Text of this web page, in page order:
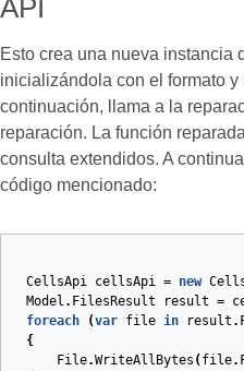
API
Esto crea una nueva instancia
inicializándola con el formato
continuación, llama a la
reparación. La función
consulta extendidos. A
código mencionado:
CellsApi cellsApi = new
Model . FilesResult result =
foreach
(var file in result .
{
File.WriteAllBytes ( file.